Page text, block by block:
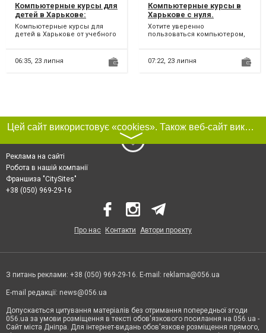
Компьютерные курсы для
детей в Харькове:
обучение с нуля
Компьютерные курсы для
детей в Харькове от учебного
современное обучение с ну...
06:35, 23 липня
Компьютерные курсы в
Харькове с нуля.
Индивидуально
Хотите уверенно
пользоваться компьютером,
или получить
востребованные IT-н...
07:22, 23 липня
Цей сайт використовує «cookies». Також веб-сайт використовує інтернет-сервіс для збору технічних даних стосовно відвідувачів з метою отримання маркетингової та статистичної інформації. Умови обробки даних відвідувачів сайту див.
〉
Реклама на сайті
Робота в нашій компанії
Франшиза "CitySites"
+38 (050) 969-29-16
Про нас Контакти Автори проєкту
З питань реклами: +38 (050) 969-29-16. E-mail: reklama@056.ua
E-mail редакції: news@056.ua
Допускається цитування матеріалів без отримання попередньої згоди
056.ua за умови розміщення в тексті обов'язкового посилання на 056.ua -
Сайт міста Дніпра. Для інтернет-видань обов'язкове розміщення прямого,